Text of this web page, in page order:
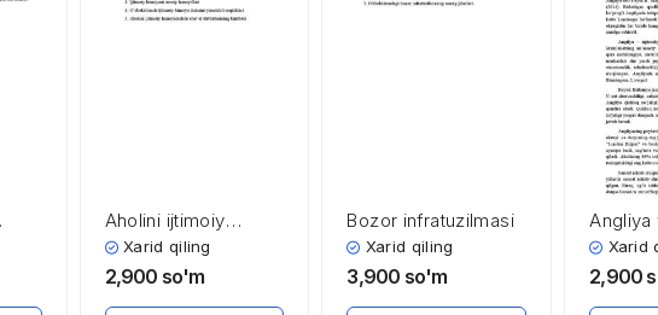
Aholini ijtimoiy
himoyalash asoslari
Xarid qiling
2,900 so'm
Bozor infratuzilmasi
Xarid qiling
3,900 so'm
Angliya
Xarid
2,900